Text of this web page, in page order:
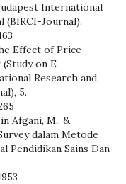
International
(BIRCI-Journal).
Effect of Price
on E-
Research and
5.
Afgani, M., &
dalam Metode
Pendidikan Sains Dan